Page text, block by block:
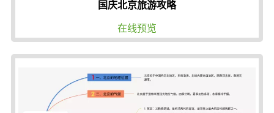
国庆北京旅游攻略
在线预览